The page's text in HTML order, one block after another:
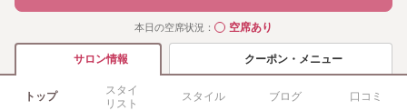
本日の空席状況： ◯空席あり
サロン情報 クーポン・メニュー
トップ
スタイ
リスト
スタイル ブログ 口コミ